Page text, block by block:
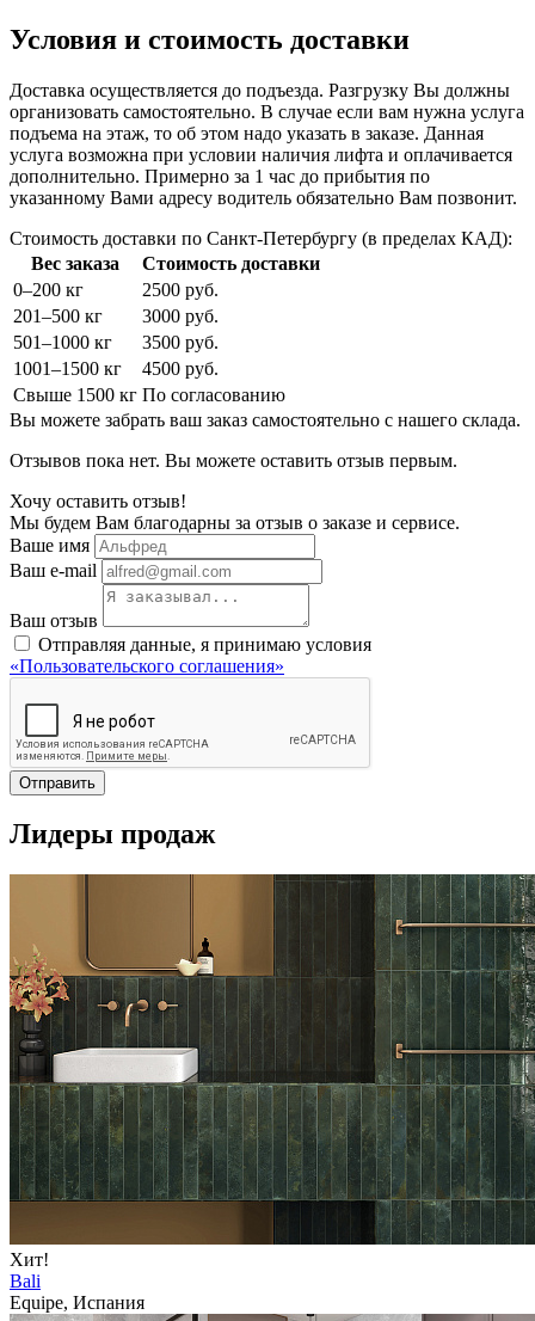
Условия и стоимость доставки
Доставка осуществляется до подъезда. Разгрузку Вы должны
организовать самостоятельно. В случае если вам нужна услуга
подъема на этаж, то об этом надо указать в заказе. Данная
услуга возможна при условии наличия лифта и оплачивается
дополнительно. Примерно за 1 час до прибытия по
указанному Вами адресу водитель обязательно Вам позвонит.
Стоимость доставки по Санкт-Петербургу (в пределах КАД):
Вес заказа
Стоимость доставки
0–200 кг
2500 руб.
201–500 кг
3000 руб.
501–1000 кг
3500 руб.
1001–1500 кг
4500 руб.
Свыше 1500 кг По согласованию
Вы можете забрать ваш заказ самостоятельно с нашего склада.
Отзывов пока нет. Вы можете оставить отзыв первым.
Хочу оставить отзыв!
Мы будем Вам благодарны за отзыв о заказе и сервисе.
Ваше имя
Ваш e-mail
Ваш отзыв
Отправляя данные, я принимаю условия
«Пользовательского соглашения»
Отправить
Лидеры продаж
Хит!
Bali
Equipe, Испания